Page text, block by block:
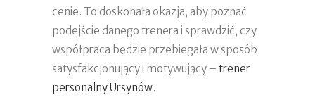
cenie. To doskonała okazja, aby poznać
podejście danego trenera i sprawdzić, czy
współpraca będzie przebiegała w sposób
satysfakcjonujący i motywujący – trener
personalny Ursynów.